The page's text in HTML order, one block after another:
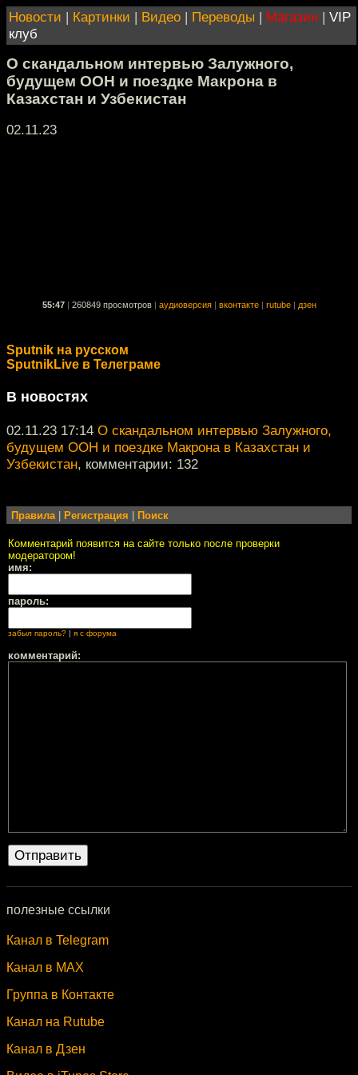
Новости | Картинки | Видео | Переводы | Магазин | VIP
клуб
О скандальном интервью Залужного,
будущем ООН и поездке Макрона в
Казахстан и Узбекистан
02.11.23
55:47 260849 просмотров аудиоверсия вконтакте rutube дзен
Sputnik на русском
SputnikLive в Телеграме
В новостях
02.11.23 17:14 О скандальном интервью Залужного,
будущем ООН и поездке Макрона в Казахстан и
Узбекистан, комментарии: 132
Правила| Регистрация Поиск
Комментарий появится на сайте только после проверки
модератором!
имя:
пароль:
забыл пароль? я с форума
комментарий:
полезные ссылки
Канал в Telegram
Канал в MAX
Группа в Контакте
Канал на Rutube
Канал в Дзен